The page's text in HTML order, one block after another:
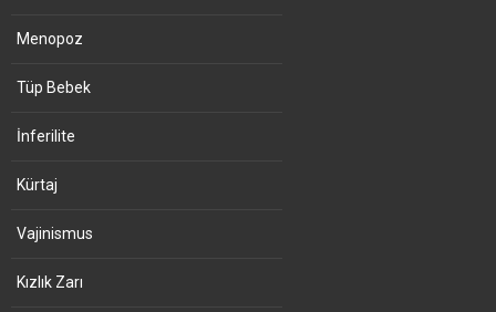
Menopoz
Tüp Bebek
İnferilite
Kürtaj
Vajinismus
Kızlık Zarı